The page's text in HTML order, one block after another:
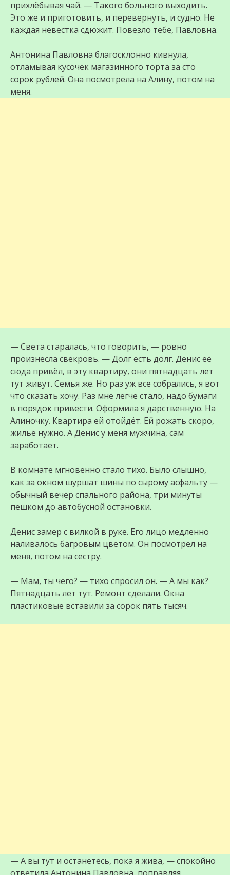
прихлёбывая чай. — Такого больного выходить.
Это же и приготовить, и перевернуть, и судно. Не
каждая невестка сдюжит. Повезло тебе, Павловна.
Антонина Павловна благосклонно кивнула,
отламывая кусочек магазинного торта за сто
сорок рублей. Она посмотрела на Алину, потом на
меня.
— Света старалась, что говорить, — ровно
произнесла свекровь. — Долг есть долг. Денис её
сюда привёл, в эту квартиру, они пятнадцать лет
тут живут. Семья же. Но раз уж все собрались, я вот
что сказать хочу. Раз мне легче стало, надо бумаги
в порядок привести. Оформила я дарственную. На
Алиночку. Квартира ей отойдёт. Ей рожать скоро,
жильё нужно. А Денис у меня мужчина, сам
заработает.
В комнате мгновенно стало тихо. Было слышно,
как за окном шуршат шины по сырому асфальту —
обычный вечер спального района, три минуты
пешком до автобусной остановки.
Денис замер с вилкой в руке. Его лицо медленно
наливалось багровым цветом. Он посмотрел на
меня, потом на сестру.
— Мам, ты чего? — тихо спросил он. — А мы как?
Пятнадцать лет тут. Ремонт сделали. Окна
пластиковые вставили за сорок пять тысяч.
— А вы тут и останетесь, пока я жива, — спокойно